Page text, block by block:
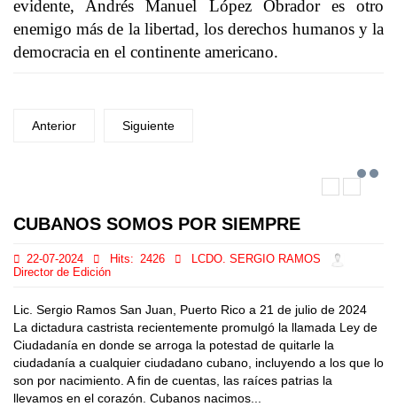
evidente, Andrés Manuel López Obrador es otro
enemigo más de la libertad, los derechos humanos y la
democracia en el continente americano.
Anterior Siguiente
CUBANOS SOMOS POR SIEMPRE
22-07-2024 Hits: 2426
LCDO. SERGIO RAMOS
Director de Edición
Lic. Sergio Ramos San Juan, Puerto Rico a 21 de julio de 2024
La dictadura castrista recientemente promulgó la llamada Ley de
Ciudadanía en donde se arroga la potestad de quitarle la
ciudadanía a cualquier ciudadano cubano, incluyendo a los que lo
son por nacimiento. A fin de cuentas, las raíces patrias la
llevamos en el corazón. Cubanos nacimos...